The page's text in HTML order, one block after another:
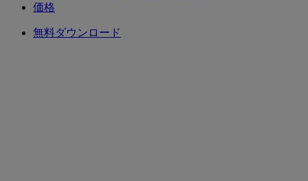
価格
無料ダウンロード